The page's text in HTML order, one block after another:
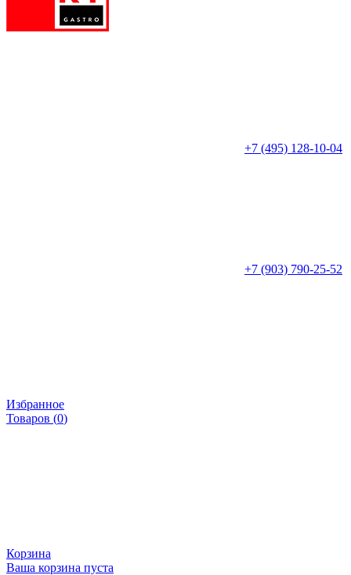
+7 (495) 128-10-04
+7 (903) 790-25-52
Избранное
Товаров (0)
Корзина
Ваша корзина пуста